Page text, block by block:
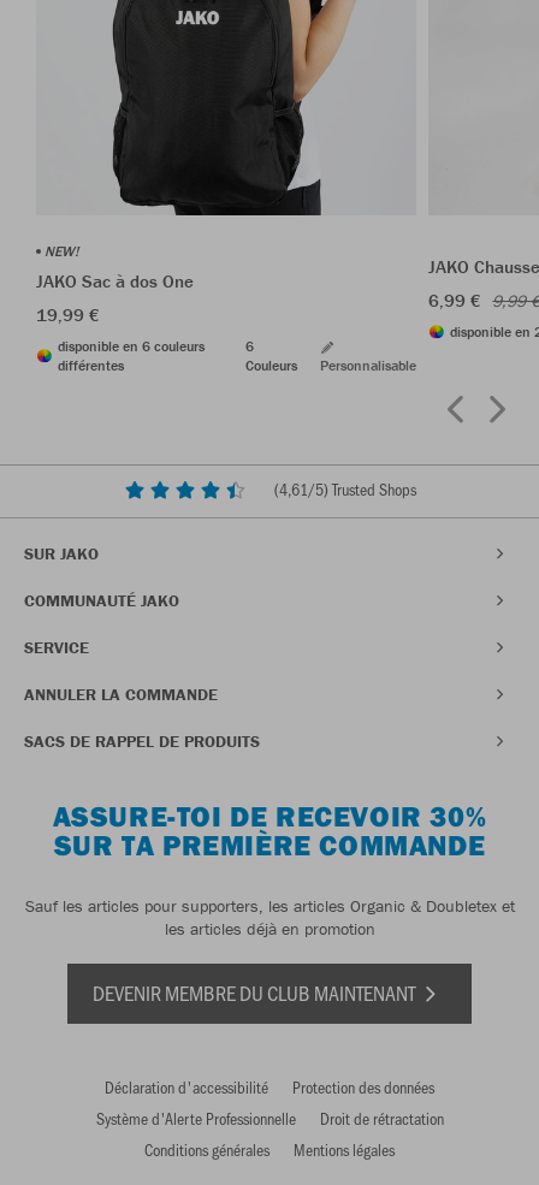
NEW!
JAKO Sac à dos One
19,99 €
disponible en 6 couleurs
différentes
6
Couleurs
Personnalisable
JAKO
6,99 € 9,99
disponible en
(4,61/5) Trusted Shops
SUR JAKO
COMMUNAUTÉ JAKO
SERVICE
ANNULER LA COMMANDE
SACS DE RAPPEL DE PRODUITS
ASSURE-TOI DE RECEVOIR 30%
SUR TA PREMIÈRE COMMANDE
Sauf les articles pour supporters, les articles Organic & Doubletex et
les articles déjà en promotion
DEVENIR MEMBRE DU CLUB MAINTENANT
Déclaration d'accessibilité
Protection des données
Système d'Alerte Professionnelle
Droit de rétractation
Conditions générales
Mentions légales